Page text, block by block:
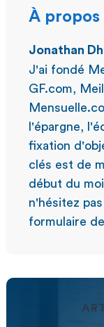
À propos
Jonathan
J'ai fondé
GF.com,
l'épargne,
fixation
clés est de
début du
n'hésitez
formulaire